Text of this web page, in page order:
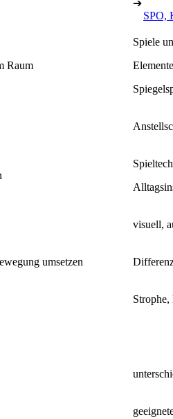
➔
SPO,
Raum
Spiele
visuell,
umsetzen